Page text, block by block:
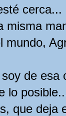
cerca...
misma
mundo,
de esa
lo
que deja